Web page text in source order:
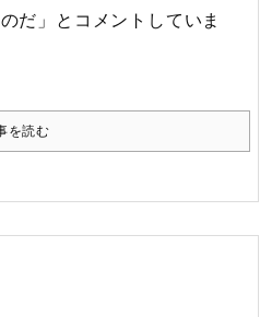
だ」とコメントしていま
を読む